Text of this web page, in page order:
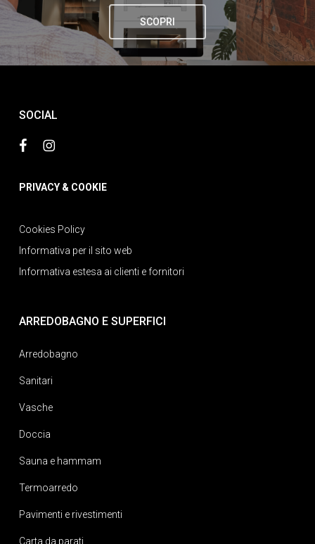
SCOPRI
SOCIAL
PRIVACY & COOKIE
Cookies Policy
Informativa per il sito web
Informativa estesa ai clienti e fornitori
ARREDOBAGNO E SUPERFICI
Arredobagno
Sanitari
Vasche
Doccia
Sauna e hammam
Termoarredo
Pavimenti e rivestimenti
Carta da parati